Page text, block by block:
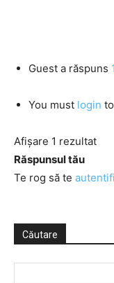
Guest a răspuns
You must login
Afișare 1 rezultat
Răspunsul tău
Te rog să te
Căutare